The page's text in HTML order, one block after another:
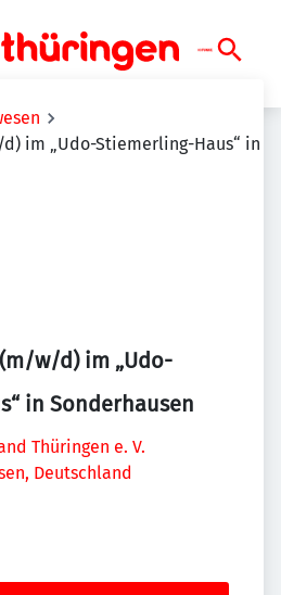
im „Udo-Stiemerling-Haus“ in
w/d) im „Udo-
in Sonderhausen
Thüringen e. V.
Deutschland